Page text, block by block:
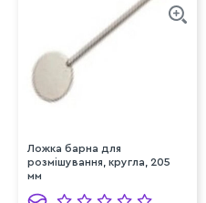
Ложка барна для
розмішування, кругла, 205
мм